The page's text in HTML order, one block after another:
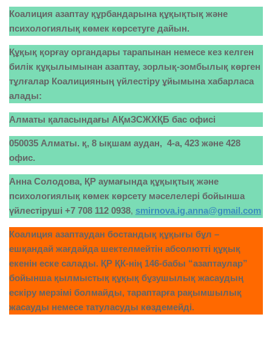
Коалиция азаптау құрбандарына құқықтық және
психологиялық көмек көрсетуге дайын.
Құқық қорғау органдары тарапынан немесе кез келген
билік құқылымынан азаптау, зорлық-зомбылық көрген
тұлғалар Коалицияның үйлестіру ұйымына хабарласа
алады:
Алматы қаласындағы АҚмЗСЖХҚБ бас офисі
050035 Алматы. қ, 8 ықшам аудан, 4-а, 423 және 428
офис.
Анна Солодова, ҚР аумағында құқықтық және
психологиялық көмек көрсету мәселелері бойынша
үйлестіруші +7 708 112 0938, smirnova.ig.anna@gmail.com
Коалиция азаптаудан бостандық құқығы бұл –
ешқандай жағдайда шектелмейтін абсолютті құқық
екенін еске салады. ҚР ҚК-нің 146-бабы “азаптаулар”
бойынша қылмыстық құқық бұзушылық жасаудың
ескіру мерзімі болмайды, тараптарға рақымшылық
жасауды немесе татуласуды көздемейді.